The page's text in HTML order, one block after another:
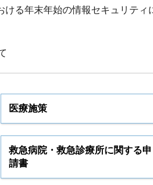
ける年末年始の情報セキュリティ
医療施策
救急病院・救急診療所に関する申
請書